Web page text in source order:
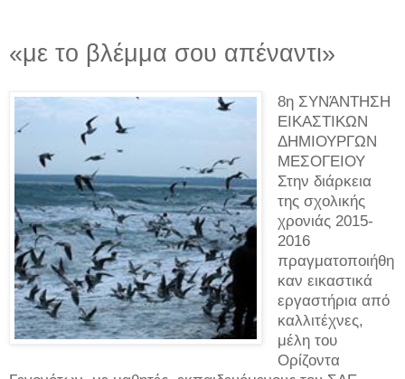
«με το βλέμμα σου απέναντι»
8η ΣΥΝΆΝΤΗΣΗ
ΕΙΚΑΣΤΙΚΩΝ
ΔΗΜΙΟΥΡΓΩΝ
ΜΕΣΟΓΕΙΟΥ
Στην διάρκεια
της σχολικής
χρονιάς 2015-
2016
πραγματοποιήθη
καν εικαστικά
εργαστήρια από
καλλιτέχνες,
μέλη του
Ορίζοντα